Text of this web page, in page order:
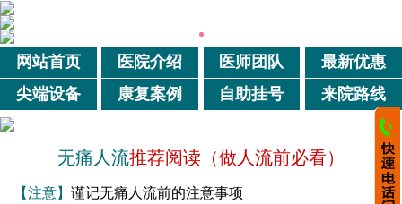
网站首页 医院介绍 医师团队
最新优惠
尖端设备
康复案例 自助挂号 来院路线
无痛人流推荐阅读（做人流前必看）
【注意】 谨记无痛人流前的注意事项